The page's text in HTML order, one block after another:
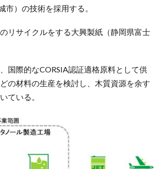
）の技術を採用する。
リサイクルをする大興製紙（静岡県富士
国際的なCORSIA認証適格原料として供
の材料の生産を検討し、木質資源を余す
ている。